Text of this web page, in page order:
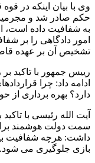
وی با بیان اینکه در
حکم صادر شد و
به شفافیت داده است،
امور دادگاهی را بر
تشخیص آن بر عهده
رییس جمهور با تاکید
ادامه داد: چرا
دارد؟ بهره برداری از
آیت الله رئیسی با
سمت دولت هوشمند
داشت: هرچه شفافیت
بازی جلوگیری می شود.